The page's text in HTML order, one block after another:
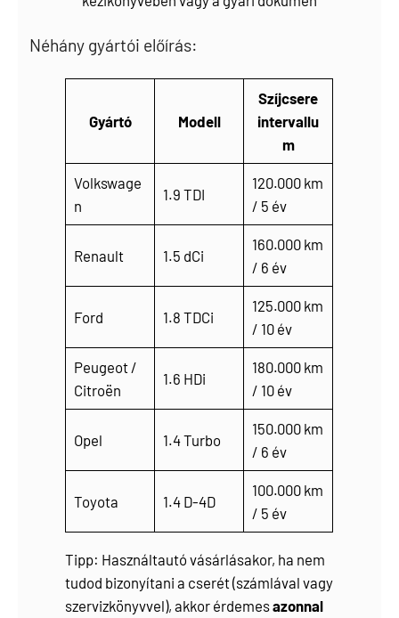
Néhány gyártói előírás:
Gyártó Modell
Szíjcsere
intervallu
m
Volkswage
n
1.9 TDI
120.000 km
/ 5 év
Renault 1.5 dCi
160.000 km
/ 6 év
Ford 1.8 TDCi
125.000 km
/ 10 év
Peugeot /
Citroën
1.6 HDi
180.000 km
/ 10 év
Opel 1.4 Turbo
150.000 km
/ 6 év
Toyota 1.4 D-4D
100.000 km
/ 5 év
Tipp: Használtautó vásárlásakor, ha nem
tudod bizonyítani a cserét (számlával vagy
szervizkönyvvel), akkor érdemesazonnal